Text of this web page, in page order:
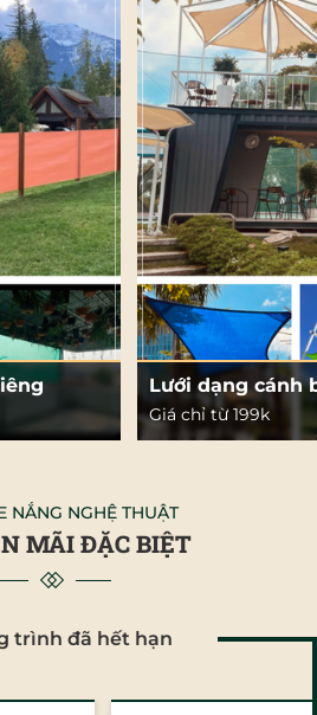
Lưới dạng cánh
Giá chỉ từ 199k
NẮNG NGHỆ THUẬT
MÃI ĐẶC BIỆT
trình đã hết hạn